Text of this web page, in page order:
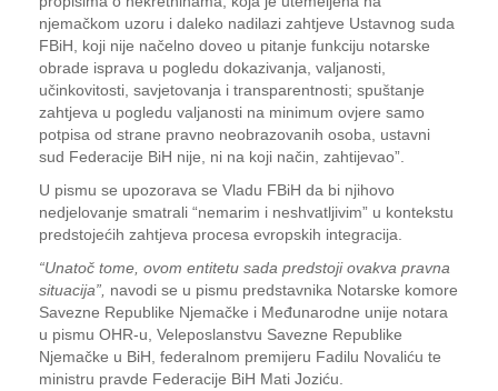
njemačkom uzoru i daleko nadilazi zahtjeve Ustavnog suda
FBiH, koji nije načelno doveo u pitanje funkciju notarske
obrade isprava u pogledu dokazivanja, valjanosti,
učinkovitosti, savjetovanja i transparentnosti; spuštanje
zahtjeva u pogledu valjanosti na minimum ovjere samo
potpisa od strane pravno neobrazovanih osoba, ustavni
sud Federacije BiH nije, ni na koji način, zahtijevao”.
U pismu se upozorava se Vladu FBiH da bi njihovo
nedjelovanje smatrali “nemarim i neshvatljivim” u kontekstu
predstojećih zahtjeva procesa evropskih integracija.
“Unatoč tome, ovom entitetu sada predstoji ovakva pravna
situacija”, navodi se u pismu predstavnika Notarske komore
Savezne Republike Njemačke i Međunarodne unije notara
u pismu OHR-u, Veleposlanstvu Savezne Republike
Njemačke u BiH, federalnom premijeru Fadilu Novaliću te
ministru pravde Federacije BiH Mati Joziću.